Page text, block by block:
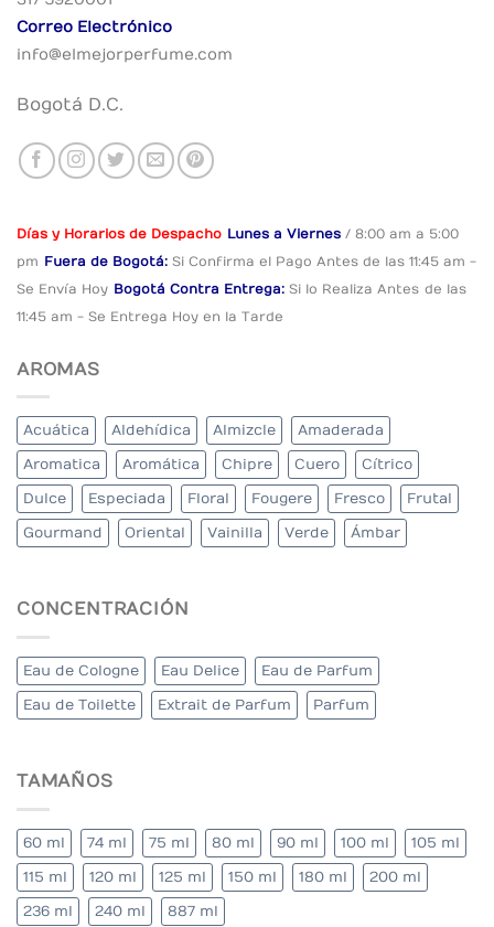
Correo Electrónico
info@elmejorperfume.com
Bogotá D.C.
Días y Horarios de Despacho Lunes a Viernes / 8:00 am a 5:00
pm Fuera de Bogotá: Si Confirma el Pago Antes de las 11:45 am -
Se Envía Hoy Bogotá Contra Entrega: Si lo Realiza Antes de las
11:45 am - Se Entrega Hoy en la Tarde
AROMAS
Acuática Aldehídica Almizcle Amaderada
Aromatica Aromática Chipre Cuero Cítrico
Dulce Especiada Floral Fougere Fresco Frutal
Gourmand Oriental Vainilla Verde Ámbar
CONCENTRACIÓN
Eau de Cologne Eau Delice Eau de Parfum
Eau de Toilette Extrait de Parfum Parfum
TAMAÑOS
60 ml 74 ml 75 ml 80 ml 90 ml 100 ml 105 ml
115 ml 120 ml 125 ml 150 ml 180 ml 200 ml
236 ml 240 ml 887 ml